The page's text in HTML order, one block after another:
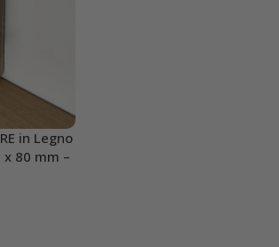
in Legno
80 mm –